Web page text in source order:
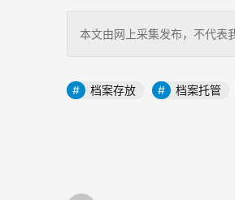
本文由网上采集发布，不代
档案存放 档案托管